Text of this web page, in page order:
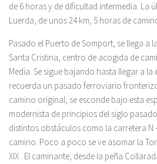
de 6 horas y de dificultad intermedia. La
Luerda, de unos 24 km, 5 horas de
Pasado el Puerto de Somport, se llega a
Santa Cristina, centro de acogida de
Media. Se sigue bajando hasta llegar a
recuerda un pasado ferroviario
camino original, se esconde bajo esta
modernista de principios del siglo
distintos obstáculos como la carretera N
camino. Poco a poco se ve asomar la
XIX . El caminante, desde la peña